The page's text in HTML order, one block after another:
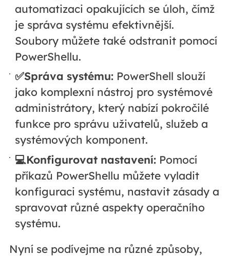
automatizaci opakujících se úloh, čímž
je správa systému efektivnější.
Soubory můžete také odstranit pomocí
PowerShellu.
✅Správa systému: PowerShell slouží
jako komplexní nástroj pro systémové
administrátory, který nabízí pokročilé
funkce pro správu uživatelů, služeb a
systémových komponent.
💻Konfigurovat nastavení: Pomocí
příkazů PowerShellu můžete vyladit
konfiguraci systému, nastavit zásady a
spravovat různé aspekty operačního
systému.
Nyní se podívejme na různé způsoby,